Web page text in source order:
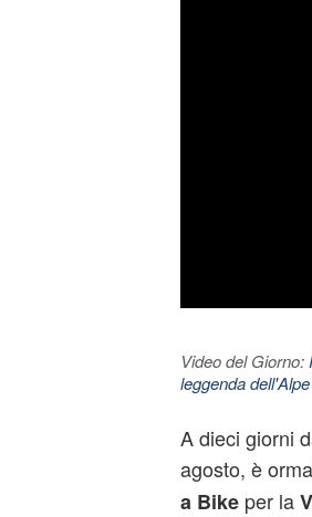
Video del Giorno:
leggenda
A dieci giorni
agosto, è
a Bikeper la